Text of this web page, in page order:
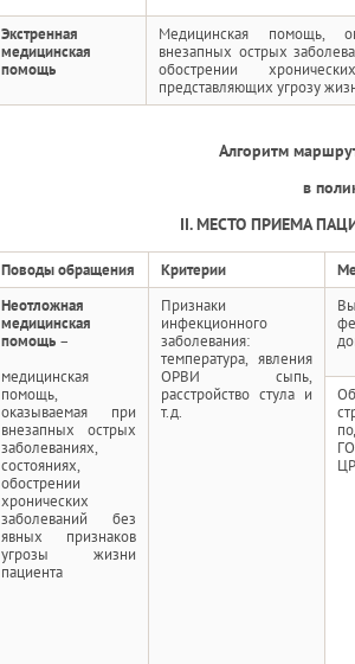
Экстренная
медицинская
помощь
Медицинская помощь,
внезапных острых
обострении
представляющих угрозу
Алгоритм
в
II. МЕСТО ПРИЕМА
Поводы обращения Критерии
Неотложная
медицинская
помощь –
медицинская
помощь,
оказываемая при
внезапных острых
заболеваниях,
состояниях,
обострении
хронических
заболеваний без
явных признаков
угрозы жизни
пациента
Признаки
инфекционного
заболевания:
температура, явления
ОРВИ сыпь,
расстройство стула и
т.д.